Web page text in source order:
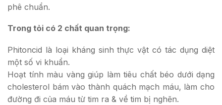
phê chuẩn.
Trong tỏi có 2 chất quan trọng:
Phitoncid là loại kháng sinh thực vật có tác dụng diệt
một số vi khuẩn.
Hoạt tính màu vàng giúp làm tiêu chất béo dưới dạng
cholesterol bám vào thành quách mạch máu, làm cho
đường đi của máu từ tim ra & về tim bị nghẽn.